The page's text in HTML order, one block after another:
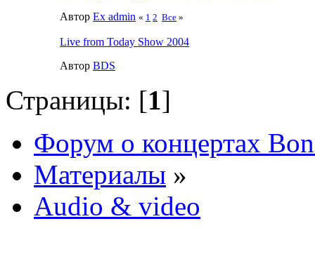
Автор Ex admin « 1 2 Все »
Live from Today Show 2004
Автор BDS
Страницы: [1]
Форум о концертах
Материалы »
Audio & video